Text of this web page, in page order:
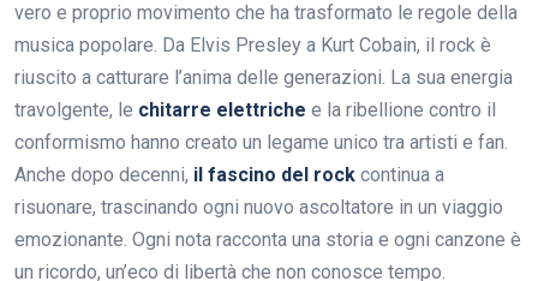
vero e proprio movimento che ha trasformato le regole della
musica popolare. Da Elvis Presley a Kurt Cobain, il rock è
riuscito a catturare l’anima delle generazioni. La sua energia
travolgente, le chitarre elettriche e la ribellione contro il
conformismo hanno creato un legame unico tra artisti e fan.
Anche dopo decenni, il fascino del rock continua a
risuonare, trascinando ogni nuovo ascoltatore in un viaggio
emozionante. Ogni nota racconta una storia e ogni canzone è
un ricordo, un’eco di libertà che non conosce tempo.